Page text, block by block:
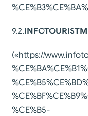
9.2.
(«https://
%CE%B5-